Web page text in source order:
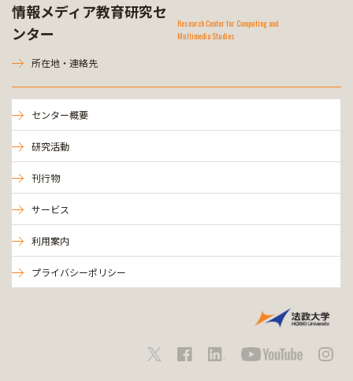
情報メディア教育研究セ
ンター
Research Center for Computing and
Multimedia Studies
所在地・連絡先
センター概要
研究活動
刊行物
サービス
利用案内
プライバシーポリシー